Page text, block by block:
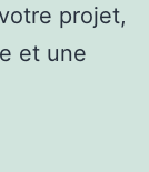
projet,
et une